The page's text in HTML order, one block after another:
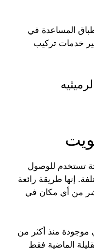
المساعدة في
خدمات تركيب
تستخدم للوصول
إنها طريقة رائعة
من أي مكان في
موجودة منذ أكثر من
الماضية فقط